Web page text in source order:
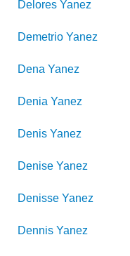
Delores Yanez
Demetrio Yanez
Dena Yanez
Denia Yanez
Denis Yanez
Denise Yanez
Denisse Yanez
Dennis Yanez